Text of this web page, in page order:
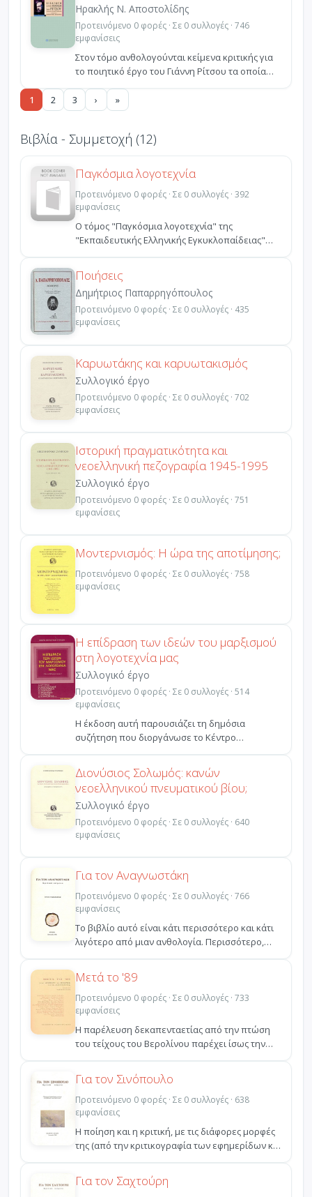
Ηρακλής Ν. Αποστολίδης
Προτεινόμενο 0 φορές · Σε 0 συλλογές · 746
εμφανίσεις
Στον τόμο ανθολογούνται κείμενα κριτικής για
το ποιητικό έργο του Γιάννη Ρίτσου τα οποία
1
2 3 › »
Βιβλία - Συμμετοχή (12)
Παγκόσμια λογοτεχνία
Προτεινόμενο 0 φορές · Σε 0 συλλογές · 392
εμφανίσεις
Ο τόμος "Παγκόσμια λογοτεχνία" της
"Εκπαιδευτικής Ελληνικής Εγκυκλοπαίδειας"
παρουσιάζει ένα εντυπωσ...
Ποιήσεις
Δημήτριος Παπαρρηγόπουλος
Προτεινόμενο 0 φορές · Σε 0 συλλογές · 435
εμφανίσεις
Καρυωτάκης και καρυωτακισμός
Συλλογικό έργο
Προτεινόμενο 0 φορές · Σε 0 συλλογές · 702
εμφανίσεις
Ιστορική πραγματικότητα και
νεοελληνική πεζογραφία 1945-1995
Συλλογικό έργο
Προτεινόμενο 0 φορές · Σε 0 συλλογές · 751
εμφανίσεις
Μοντερνισμός: Η ώρα της αποτίμησης;
Προτεινόμενο 0 φορές · Σε 0 συλλογές · 758
εμφανίσεις
Η επίδραση των ιδεών του μαρξισμού
στη λογοτεχνία μας
Συλλογικό έργο
Προτεινόμενο 0 φορές · Σε 0 συλλογές · 514
εμφανίσεις
Η έκδοση αυτή παρουσιάζει τη δημόσια
συζήτηση που διοργάνωσε το Κέντρο
Διονύσιος Σολωμός: κανών
νεοελληνικού πνευματικού βίου;
Συλλογικό έργο
Προτεινόμενο 0 φορές · Σε 0 συλλογές · 640
εμφανίσεις
Για τον Αναγνωστάκη
Προτεινόμενο 0 φορές · Σε 0 συλλογές · 766
εμφανίσεις
Το βιβλίο αυτό είναι κάτι περισσότερο και κάτι
λιγότερο από μιαν ανθολογία. Περισσότερο,
Μετά το '89
Προτεινόμενο 0 φορές · Σε 0 συλλογές · 733
εμφανίσεις
Η παρέλευση δεκαπενταετίας από την πτώση
του τείχους του Βερολίνου παρέχει ίσως την
Για τον Σινόπουλο
Προτεινόμενο 0 φορές · Σε 0 συλλογές · 638
εμφανίσεις
Η ποίηση και η κριτική, με τις διάφορες μορφές
της (από την κριτικογραφία των εφημερίδων και
Για τον Σαχτούρη